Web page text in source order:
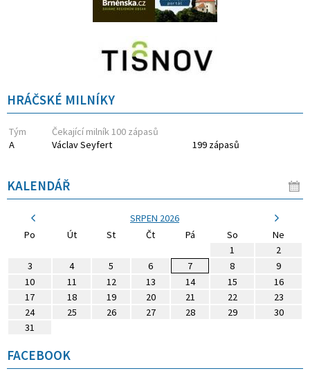
HRÁČSKÉ MILNÍKY
Tým
Čekající milník 100 zápasů
A
Václav Seyfert 199 zápasů
KALENDÁŘ
SRPEN 2026
Po
Út St Čt Pá So
Ne
1
2
3
4 5 6 7 8
9
10
11 12 13 14 15
16
17
18 19 20 21 22
23
24
25 26 27 28 29
30
31
FACEBOOK